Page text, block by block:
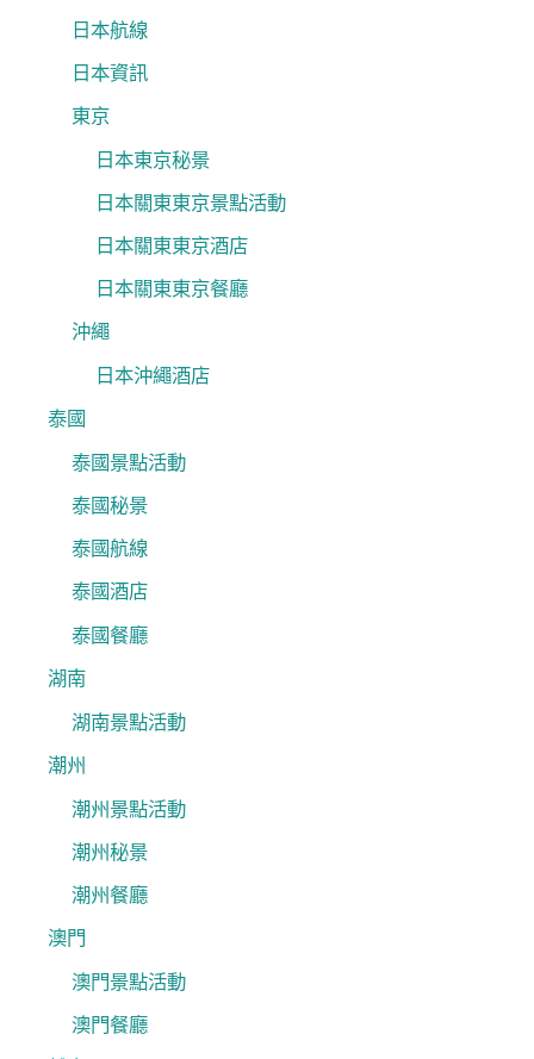
日本航線
日本資訊
東京
日本東京秘景
日本關東東京景點活動
日本關東東京酒店
日本關東東京餐廳
沖繩
日本沖繩酒店
泰國
泰國景點活動
泰國秘景
泰國航線
泰國酒店
泰國餐廳
湖南
湖南景點活動
潮州
潮州景點活動
潮州秘景
潮州餐廳
澳門
澳門景點活動
澳門餐廳